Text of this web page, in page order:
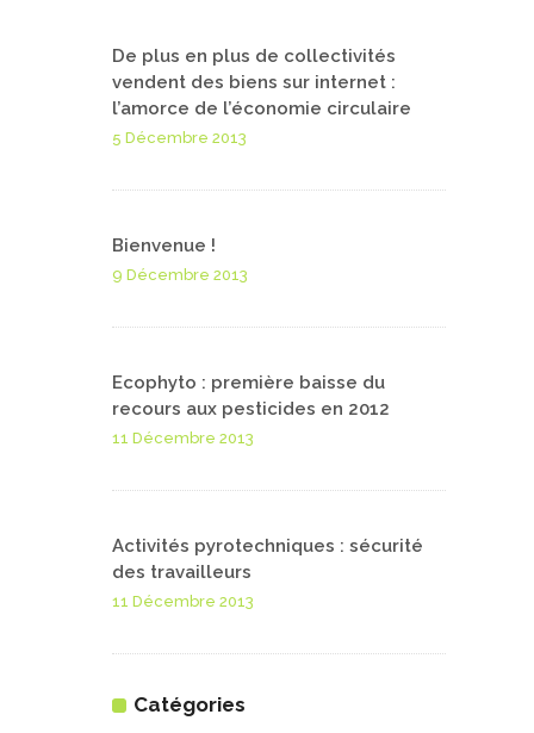
De plus en plus de collectivités
vendent des biens sur internet :
l’amorce de l’économie circulaire
5 Décembre 2013
Bienvenue !
9 Décembre 2013
Ecophyto : première baisse du
recours aux pesticides en 2012
11 Décembre 2013
Activités pyrotechniques : sécurité
des travailleurs
11 Décembre 2013
Catégories